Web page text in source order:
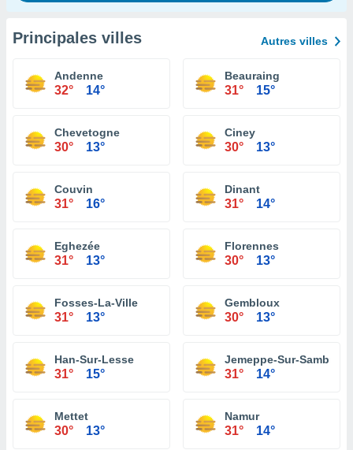
Principales villes Autres villes
Andenne
32° 14°
Beauraing
31° 15°
Chevetogne
30° 13°
Ciney
30° 13°
Couvin
31° 16°
Dinant
31° 14°
Eghezée
31° 13°
Florennes
30° 13°
Fosses-La-Ville
31° 13°
Gembloux
30° 13°
Han-Sur-Lesse
31° 15°
Jemeppe-Sur-Sambre
31° 14°
Mettet
30° 13°
Namur
31° 14°